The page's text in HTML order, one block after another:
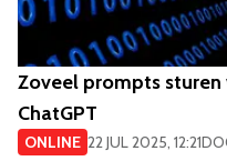
Zoveel prompts
ChatGPT
ONLINE 22 JUL 2025, 12:21